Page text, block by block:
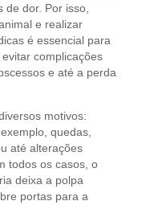
dor. Por isso,
e realizar
é essencial para
complicações
e até a perda
motivos:
quedas,
até alterações
todos os casos, o
deixa a polpa
portas para a